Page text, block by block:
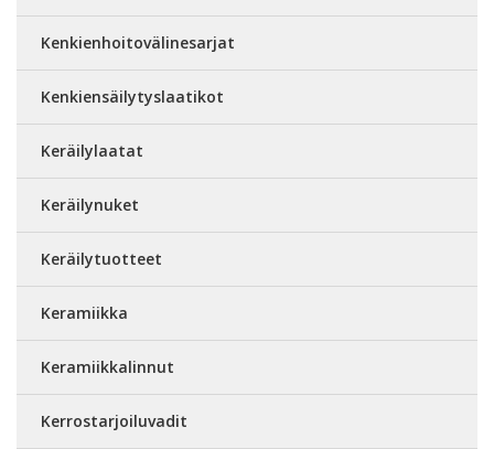
Kenkienhoitovälinesarjat
Kenkiensäilytyslaatikot
Keräilylaatat
Keräilynuket
Keräilytuotteet
Keramiikka
Keramiikkalinnut
Kerrostarjoiluvadit